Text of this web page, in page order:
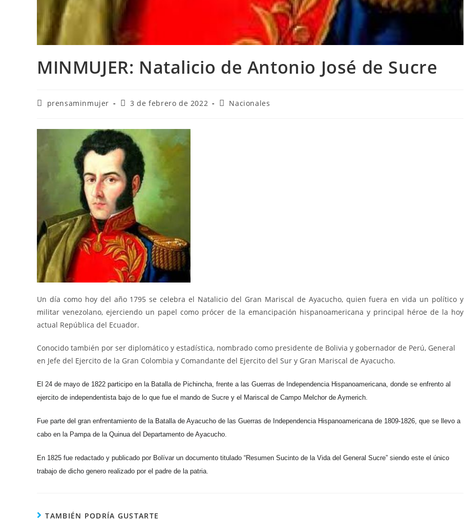
MINMUJER: Natalicio de Antonio José de Sucre
prensaminmujer 3 de febrero de 2022 Nacionales
Un día como hoy del año 1795 se celebra el Natalicio del Gran Mariscal de Ayacucho, quien fuera en vida un político y
militar venezolano, ejerciendo un papel como prócer de la emancipación hispanoamericana y principal héroe de la hoy
actual República del Ecuador.
Conocido también por ser diplomático y estadística, nombrado como presidente de Bolivia y gobernador de Perú, General
en Jefe del Ejercito de la Gran Colombia y Comandante del Ejercito del Sur y Gran Mariscal de Ayacucho.
El 24 de mayo de 1822 participo en la Batalla de Pichincha, frente a las Guerras de Independencia Hispanoamericana, donde se enfrento al
ejercito de independentista bajo de lo que fue el mando de Sucre y el Mariscal de Campo Melchor de Aymerich.
Fue parte del gran enfrentamiento de la Batalla de Ayacucho de las Guerras de Independencia Hispanoamericana de 1809-1826, que se llevo a
cabo en la Pampa de la Quinua del Departamento de Ayacucho.
En 1825 fue redactado y publicado por Bolívar un documento titulado “Resumen Sucinto de la Vida del General Sucre” siendo este el único
trabajo de dicho genero realizado por el padre de la patria.
TAMBIÉN PODRÍA GUSTARTE